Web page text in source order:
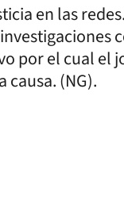
en las
por el cual el
(NG).